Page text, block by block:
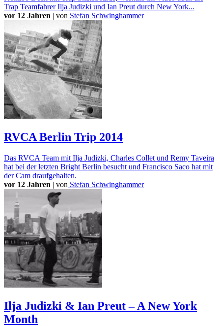
Trap Teamfahrer Ilja Judizki und Ian Preut durch New York...
vor 12 Jahren | von Stefan Schwinghammer
RVCA Berlin Trip 2014
Das RVCA Team mit Ilja Judizki, Charles Collet und Remy Taveira
hat bei der letzten Bright Berlin besucht und Francisco Saco hat mit
der Cam draufgehalten.
vor 12 Jahren | von Stefan Schwinghammer
Ilja Judizki & Ian Preut – A New York
Month